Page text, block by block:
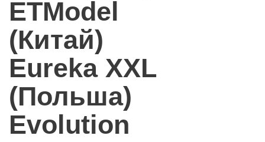
ETModel
(Китай)
Eureka XXL
(Польша)
Evolution